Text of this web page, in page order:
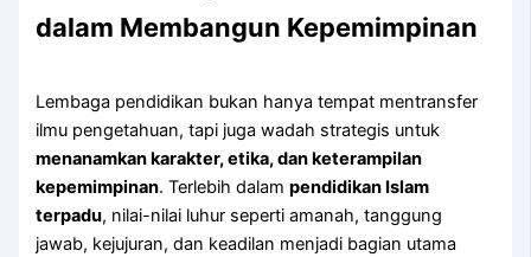
dalam Membangun Kepemimpinan
Lembaga pendidikan bukan hanya tempat mentransfer
ilmu pengetahuan, tapi juga wadah strategis untuk
menanamkan karakter, etika, dan keterampilan
kepemimpinan. Terlebih dalampendidikan Islam
terpadu, nilai-nilai luhur seperti amanah, tanggung
jawab, kejujuran, dan keadilan menjadi bagian utama